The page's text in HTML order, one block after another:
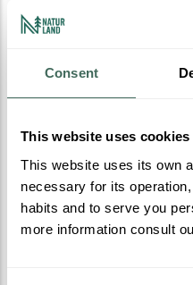
Consent
This website uses cookies
This website uses its own
necessary for its
habits and to serve you
more information consult